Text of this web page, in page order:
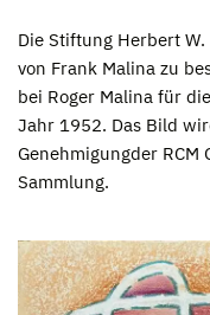
Die Stiftung Herbert
von Frank Malina zu
bei Roger Malina für
Jahr 1952. Das Bild
Genehmigungder RCM
Sammlung.